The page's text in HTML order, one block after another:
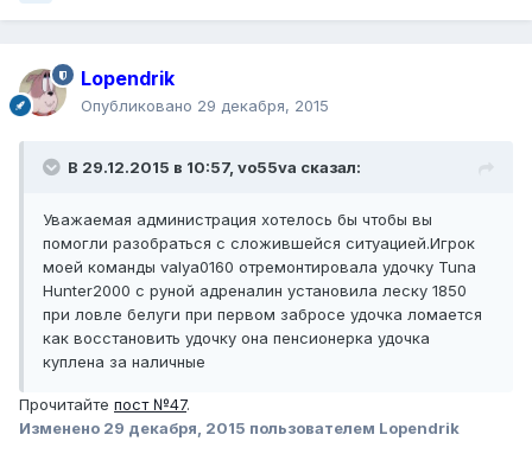
Lopendrik
Опубликовано 29 декабря, 2015
В 29.12.2015 в 10:57, vo55va сказал:
Уважаемая администрация хотелось бы чтобы вы
помогли разобраться с сложившейся ситуацией.Игрок
моей команды valya0160 отремонтировала удочку Tuna
Hunter2000 c руной адреналин установила леску 1850
при ловле белуги при первом забросе удочка ломается
как восстановить удочку она пенсионерка удочка
куплена за наличные
Прочитайте пост №47.
Изменено 29 декабря, 2015 пользователем Lopendrik